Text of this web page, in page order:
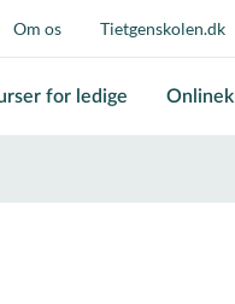
Om os Tietgenskolen.dk
for ledige